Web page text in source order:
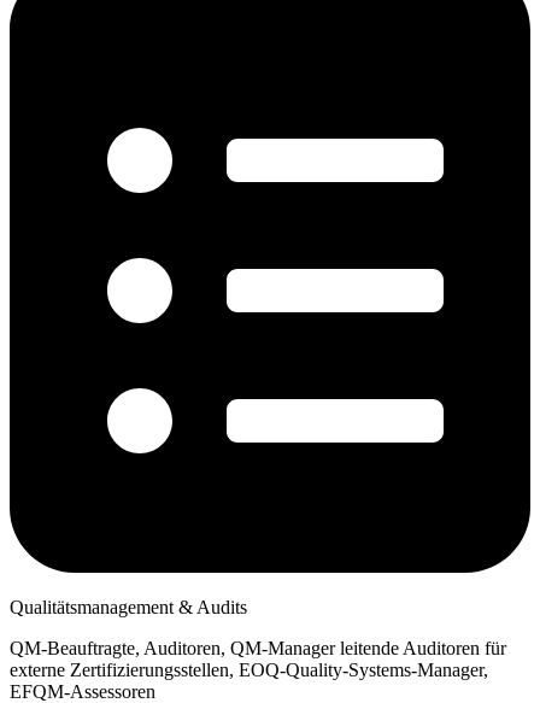
Qualitätsmanagement & Audits
QM-Beauftragte, Auditoren, QM-Manager leitende Auditoren für
externe Zertifizierungsstellen, EOQ-Quality-Systems-Manager,
EFQM-Assessoren